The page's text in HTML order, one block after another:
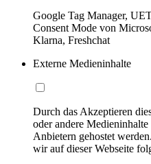
Google Tag Manager,
Consent Mode von
Klarna, Freshchat
Externe Medieninhalte
Durch das Akzeptieren
oder andere
Anbietern gehostet
wir auf dieser Webseite